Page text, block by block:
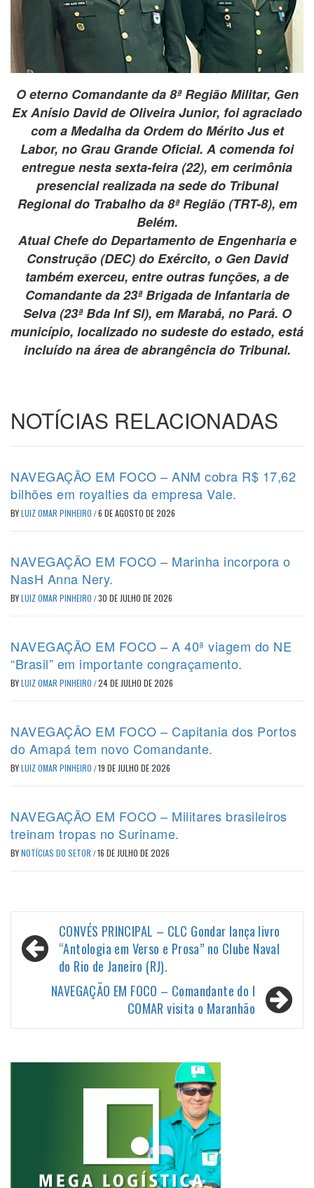
O eterno Comandante da 8ª Região Militar, Gen
Ex Anísio David de Oliveira Junior, foi agraciado
com a Medalha da Ordem do Mérito Jus et
Labor, no Grau Grande Oficial. A comenda foi
entregue nesta sexta-feira (22), em cerimônia
presencial realizada na sede do Tribunal
Regional do Trabalho da 8ª Região (TRT-8), em
Belém.
Atual Chefe do Departamento de Engenharia e
Construção (DEC) do Exército, o Gen David
também exerceu, entre outras funções, a de
Comandante da 23ª Brigada de Infantaria de
Selva (23ª Bda Inf Sl), em Marabá, no Pará. O
município, localizado no sudeste do estado, está
incluído na área de abrangência do Tribunal.
NOTÍCIAS RELACIONADAS
NAVEGAÇÃO EM FOCO – ANM cobra R$ 17,62
bilhões em royalties da empresa Vale.
BYLUIZ OMAR PINHEIRO /6 DE AGOSTO DE 2026
NAVEGAÇÃO EM FOCO – Marinha incorpora o
NasH Anna Nery.
BYLUIZ OMAR PINHEIRO /30 DE JULHO DE 2026
NAVEGAÇÃO EM FOCO – A 40ª viagem do NE
“Brasil” em importante congraçamento.
BYLUIZ OMAR PINHEIRO /24 DE JULHO DE 2026
NAVEGAÇÃO EM FOCO – Capitania dos Portos
do Amapá tem novo Comandante.
BYLUIZ OMAR PINHEIRO /19 DE JULHO DE 2026
NAVEGAÇÃO EM FOCO – Militares brasileiros
treinam tropas no Suriname.
BYNOTÍCIAS DO SETOR /16 DE JULHO DE 2026
Navegação
de
CONVÉS PRINCIPAL – CLC Gondar lança livro
“Antologia em Verso e Prosa” no Clube Naval
do Rio de Janeiro (RJ).
NAVEGAÇÃO EM FOCO – Comandante do I
COMAR visita o Maranhão